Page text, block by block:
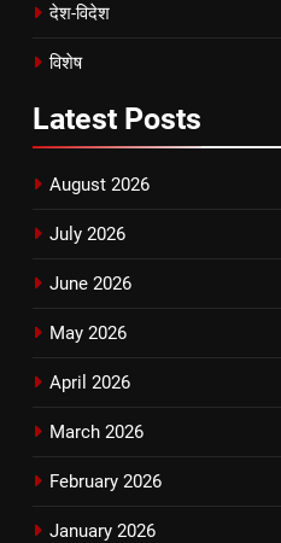
देश-विदेश
विशेष
Latest Posts
August 2026
July 2026
June 2026
May 2026
April 2026
March 2026
February 2026
January 2026